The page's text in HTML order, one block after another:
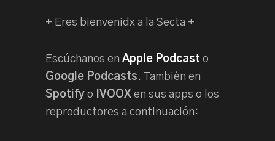
+ Eres bienvenidx a la Secta +
Escúchanos en Apple Podcast o
Google Podcasts. También en
Spotify o IVOOX en sus apps o los
reproductores a continuación: